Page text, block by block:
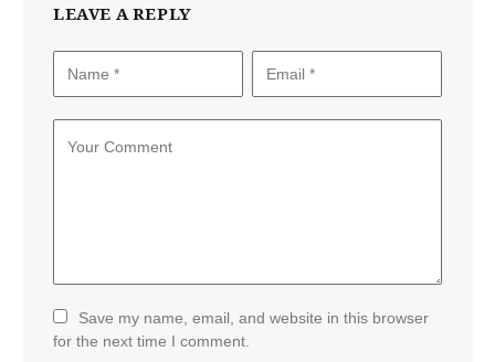
LEAVE A REPLY
Save my name, email, and website in this browser
for the next time I comment.